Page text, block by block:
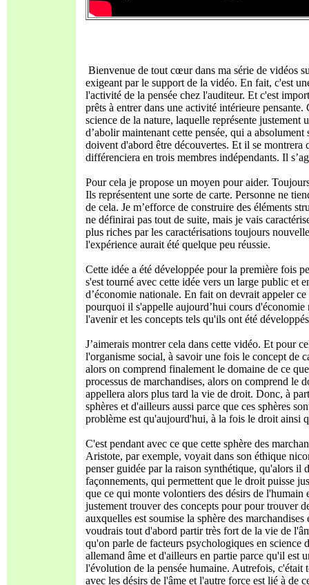
Bienvenue de tout cœur dans ma série de vidéos
exigeant par le support de la vidéo. En fait, c'est
l'activité de la pensée chez l'auditeur. Et c'est
prêts à entrer dans une activité intérieure
science de la nature, laquelle représente
d’abolir maintenant cette pensée, qui a
doivent d'abord être découvertes. Et il se montrera
différenciera en trois membres indépendants. Il
Pour cela je propose un moyen pour aider.
Ils représentent une sorte de carte. Personne ne
de cela. Je m’efforce de construire des éléments
ne définirai pas tout de suite, mais je vais
plus riches par les caractérisations toujours
l'expérience aurait été quelque peu réussie.
Cette idée a été développée pour la première fois
s'est tourné avec cette idée vers un large public et
d’économie nationale. En fait on devrait appeler
pourquoi il s'appelle aujourd’hui cours
l'avenir et les concepts tels qu'ils ont été
J’aimerais montrer cela dans cette vidéo. Et pour
l'organisme social, à savoir une fois le concept de
alors on comprend finalement le domaine de ce
processus de marchandises, alors on comprend
appellera alors plus tard la vie de droit. Donc, à
sphères et d'ailleurs aussi parce que ces sphères
problème est qu'aujourd'hui, à la fois le droit ainsi
C'est pendant avec ce que cette sphère des
Aristote, par exemple, voyait dans son éthique
penser guidée par la raison synthétique, qu'alors il
façonnements, qui permettent que le droit puisse
que ce qui monte volontiers des désirs de
justement trouver des concepts pour pour trouver
auxquelles est soumise la sphère des
voudrais tout d'abord partir très fort de la vie de
qu'on parle de facteurs psychologiques en science
allemand âme et d'ailleurs en partie parce qu'il est
l'évolution de la pensée humaine. Autrefois, c'était
avec les désirs de l'âme et l'autre force est lié à de